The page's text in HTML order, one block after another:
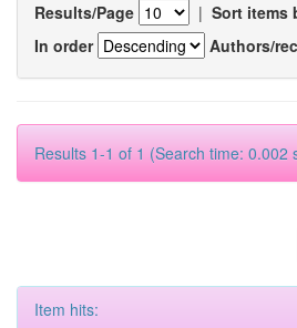
Results/Page | Sort items
In order
Authors/
Results 1-1 of 1 (Search time: 0.002
Item hits: